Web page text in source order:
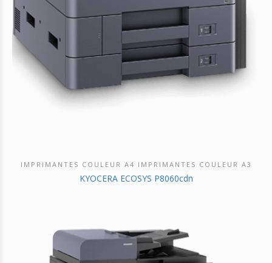
DÉCOUVRIR CE PRODUIT
IMPRIMANTES COULEUR A4 IMPRIMANTES COULEUR A3
KYOCERA ECOSYS P8060cdn